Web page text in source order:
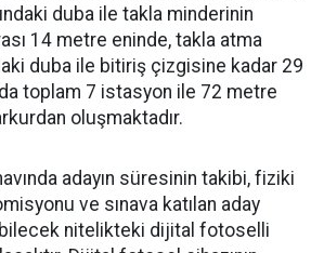
duba ile takla minderinin
14 metre eninde, takla atma
duba ile bitiriş çizgisine kadar 29
toplam 7 istasyon ile 72 metre
oluşmaktadır.
adayın süresinin takibi, fiziki
ve sınava katılan aday
nitelikteki dijital fotoselli